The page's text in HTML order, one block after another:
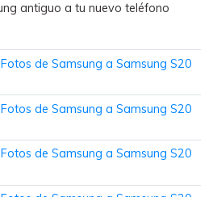
de Datos de un
contactos, fotos, música,
de un teléfono a otro y a la
antiguo a tu nuevo teléfono
de Samsung a Samsung S20
de Samsung a Samsung S20
de Samsung a Samsung S20